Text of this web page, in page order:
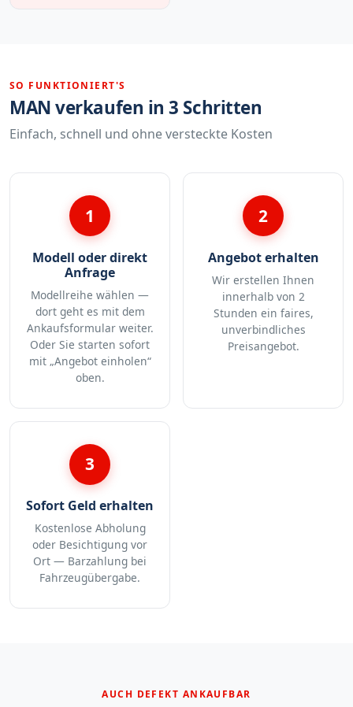
SO FUNKTIONIERT'S
MAN verkaufen in 3 Schritten
Einfach, schnell und ohne versteckte Kosten
1
Modell oder direkt
Anfrage
Modellreihe wählen —
dort geht es mit dem
Ankaufsformular weiter.
Oder Sie starten sofort
mit „Angebot einholen“
oben.
2
Angebot erhalten
Wir erstellen Ihnen
innerhalb von 2
Stunden ein faires,
unverbindliches
Preisangebot.
3
Sofort Geld erhalten
Kostenlose Abholung
oder Besichtigung vor
Ort — Barzahlung bei
Fahrzeugübergabe.
AUCH DEFEKT ANKAUFBAR